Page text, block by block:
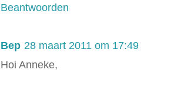
Beantwoorden
Bep 28 maart 2011 om 17:49
Hoi Anneke,